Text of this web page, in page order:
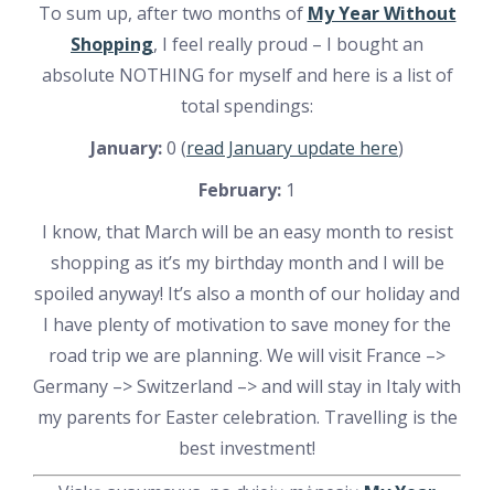
To sum up, after two months of My Year Without
Shopping, I feel really proud – I bought an
absolute NOTHING for myself and here is a list of
total spendings:
January:0 (read January update here)
February: 1
I know, that March will be an easy month to resist
shopping as it’s my birthday month and I will be
spoiled anyway! It’s also a month of our holiday and
I have plenty of motivation to save money for the
road trip we are planning. We will visit France –>
Germany –> Switzerland –> and will stay in Italy with
my parents for Easter celebration. Travelling is the
best investment!